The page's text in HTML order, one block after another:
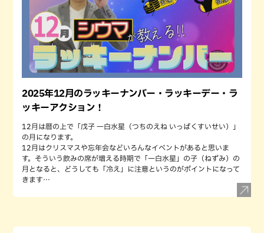
2025年12月のラッキーナンバー・ラッキーデー・ラ
ッキーアクション！
12月は暦の上で「戊子 一白水星（つちのえね いっぱくすいせい）」
の月になります。
12月はクリスマスや忘年会などいろんなイベントがあると思いま
す。そういう飲みの席が増える時期で「一白水星」の子（ねずみ）の
月となると、どうしても「冷え」に注意というのがポイントになって
きます…